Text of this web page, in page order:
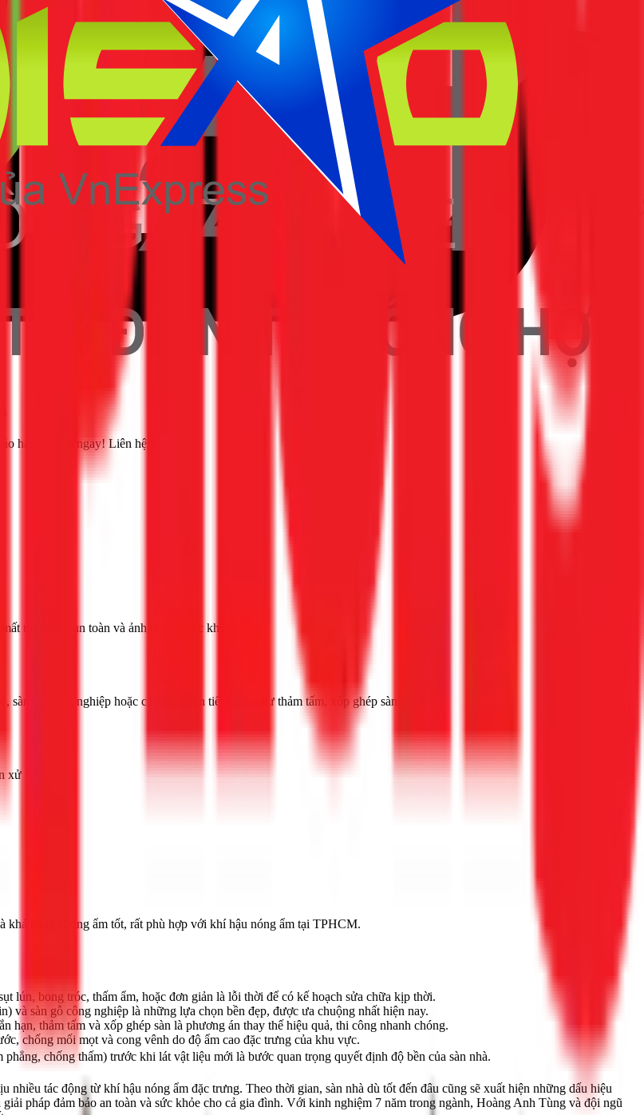
hành. Xem ngay! Liên hệ 1Fix
thẩm mỹ, an toàn và ảnh hưởng sức khỏe.
gỗ công nghiệp hoặc các lựa chọn tiết kiệm như thảm tấm, xốp ghép sàn.
xử lý.
năng chống ẩm tốt, rất phù hợp với khí hậu nóng ẩm tại TPHCM.
lún, bong tróc, thấm ẩm, hoặc đơn giản là lỗi thời để có kế hoạch sửa chữa kịp thời.
và sàn gỗ công nghiệp là những lựa chọn bền đẹp, được ưa chuộng nhất hiện nay.
hạn, thảm tấm và xốp ghép sàn là phương án thay thế hiệu quả, thi công nhanh chóng.
chống mối mọt và cong vênh do độ ẩm cao đặc trưng của khu vực.
chống thấm) trước khi lát vật liệu mới là bước quan trọng quyết định độ bền của sàn nhà.
tác động từ khí hậu nóng ẩm đặc trưng. Theo thời gian, sàn nhà dù tốt đến đâu cũng sẽ xuất hiện những dấu hiệu
pháp đảm bảo an toàn và sức khỏe cho cả gia đình. Với kinh nghiệm 7 năm trong ngành, Hoàng Anh Tùng và đội ngũ